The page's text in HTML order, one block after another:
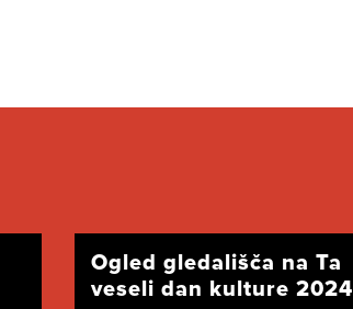
Ogled gledališča na Ta
veseli dan kulture 2024